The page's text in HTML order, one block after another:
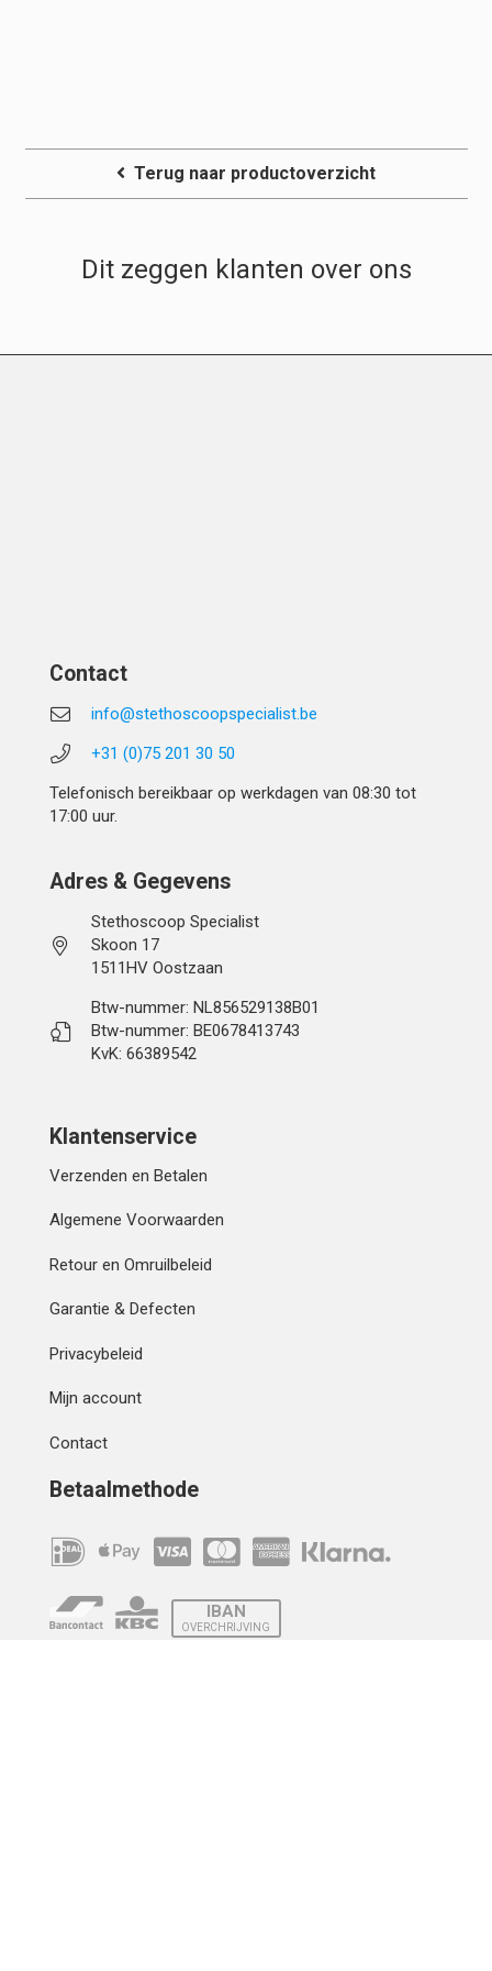
Terug naar productoverzicht
Dit zeggen klanten over ons
Contact
info@stethoscoopspecialist.be
+31 (0)75 201 30 50
Telefonisch bereikbaar op werkdagen van 08:30 tot
17:00 uur.
Adres & Gegevens
Stethoscoop Specialist
Skoon 17
1511HV Oostzaan
Btw-nummer: NL856529138B01
Btw-nummer: BE0678413743
KvK: 66389542
Klantenservice
Verzenden en Betalen
Algemene Voorwaarden
Retour en Omruilbeleid
Garantie & Defecten
Privacybeleid
Mijn account
Contact
Betaalmethode
IBAN
OVERCHRIJVING